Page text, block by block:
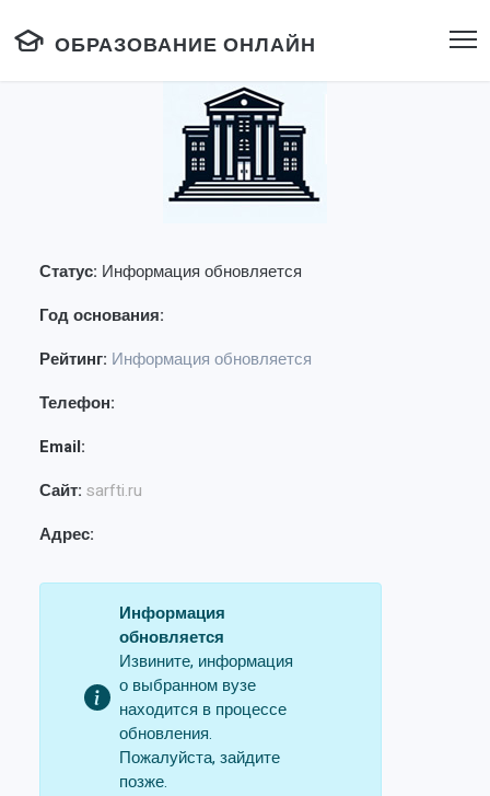
ОБРАЗОВАНИЕ ОНЛАЙН
Статус: Информация обновляется
Год основания:
Рейтинг: Информация обновляется
Телефон:
Email:
Сайт: sarfti.ru
Адрес:
Информация
обновляется
Извините, информация
о выбранном вузе
находится в процессе
обновления.
Пожалуйста, зайдите
позже.